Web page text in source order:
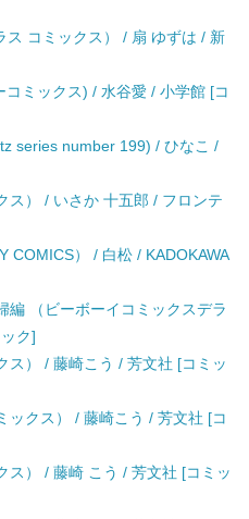
ス コミックス） / 扇 ゆずは / 新
ミックス) / 水谷愛 / 小学館 [コ
series number 199) / ひなこ /
ス） / いさか 十五郎 / フロンテ
COMICS） / 白松 / KADOKAWA
編 （ビーボーイコミックスデラ
ク]
ス） / 藤崎こう / 芳文社 [コミッ
ックス） / 藤崎こう / 芳文社 [コ
） / 藤崎 こう / 芳文社 [コミッ